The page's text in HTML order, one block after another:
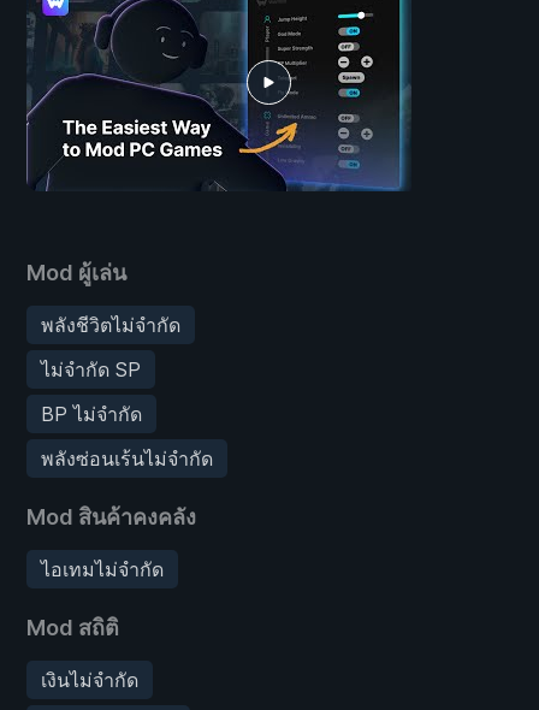
Mod ผู้เล่น
พลังชีวิตไม่จำกัด
ไม่จำกัด SP
BP ไม่จำกัด
พลังซ่อนเร้นไม่จำกัด
Mod สินค้าคงคลัง
ไอเทมไม่จำกัด
Mod สถิติ
เงินไม่จำกัด